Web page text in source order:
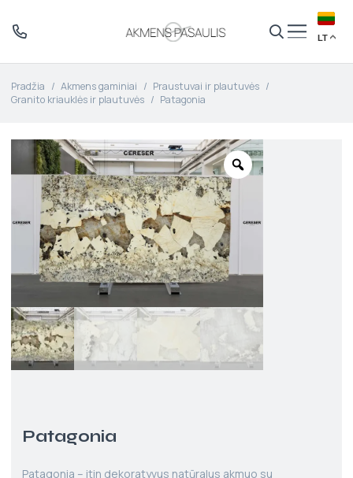
LT
Pradžia / Akmens gaminiai / Praustuvai ir plautuvės /
Granito kriauklės ir plautuvės / Patagonia
Patagonia
Patagonia – itin dekoratyvus natūralus akmuo su